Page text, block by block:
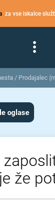
za vse iskalce
/ Prodajalec
oglase
je že